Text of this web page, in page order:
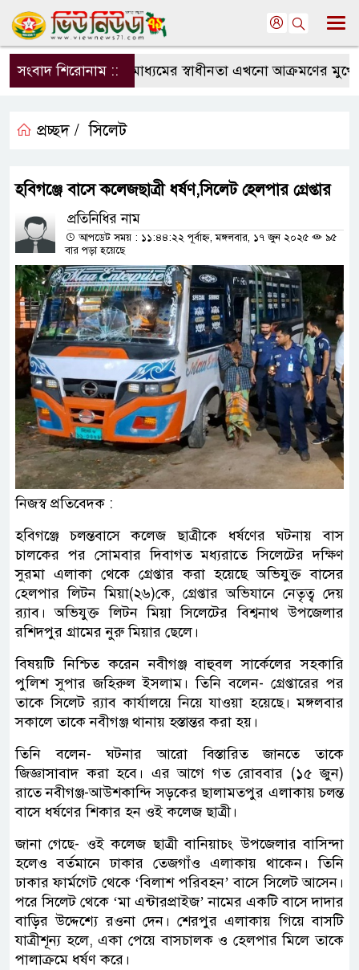
সংবাদ শিরোনাম ::সংবাদমাধ্যমের স্বাধীনতা এখনো আক্রমণের মুখে:
প্রচ্ছদ / সিলেট
হবিগঞ্জে বাসে কলেজছাত্রী ধর্ষণ,সিলেট হেলপার গ্রেপ্তার
প্রতিনিধির নাম
আপডেট সময় : ১১:৪৪:২২ পূর্বাহ্ন, মঙ্গলবার, ১৭ জুন ২০২৫
৯৫
বার পড়া হয়েছে
নিজস্ব প্রতিবেদক :
হবিগঞ্জে চলন্তবাসে কলেজ ছাত্রীকে ধর্ষণের ঘটনায় বাস
চালকের পর সোমবার দিবাগত মধ্যরাতে সিলেটের দক্ষিণ
সুরমা এলাকা থেকে গ্রেপ্তার করা হয়েছে অভিযুক্ত বাসের
হেলপার লিটন মিয়া(২৬)কে, গ্রেপ্তার অভিযানে নেতৃত্ব দেয়
র‌্যাব। অভিযুক্ত লিটন মিয়া সিলেটের বিশ্বনাথ উপজেলার
রশিদপুর গ্রামের নুরু মিয়ার ছেলে।
বিষয়টি নিশ্চিত করেন নবীগঞ্জ বাহুবল সার্কেলের সহকারি
পুলিশ সুপার জহিরুল ইসলাম। তিনি বলেন- গ্রেপ্তারের পর
তাকে সিলেট র‌্যাব কার্যালয়ে নিয়ে যাওয়া হয়েছে। মঙ্গলবার
সকালে তাকে নবীগঞ্জ থানায় হস্তান্তর করা হয়।
তিনি বলেন- ঘটনার আরো বিস্তারিত জানতে তাকে
জিজ্ঞাসাবাদ করা হবে। এর আগে গত রোববার (১৫ জুন)
রাতে নবীগঞ্জ-আউশকান্দি সড়কের ছালামতপুর এলাকায় চলন্ত
বাসে ধর্ষণের শিকার হন ওই কলেজ ছাত্রী।
জানা গেছে- ওই কলেজ ছাত্রী বানিয়াচং উপজেলার বাসিন্দা
হলেও বর্তমানে ঢাকার তেজগাঁও এলাকায় থাকেন। তিনি
ঢাকার ফার্মগেট থেকে ‘বিলাশ পরিবহন’ বাসে সিলেট আসেন।
পরে সিলেট থেকে ‘মা এন্টারপ্রাইজ’ নামের একটি বাসে দাদার
বাড়ির উদ্দেশ্যে রওনা দেন। শেরপুর এলাকায় গিয়ে বাসটি
যাত্রীশূন্য হলে, একা পেয়ে বাসচালক ও হেলপার মিলে তাকে
পালাক্রমে ধর্ষণ করে।